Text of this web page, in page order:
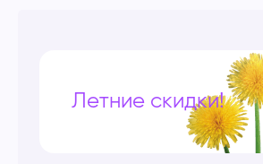
Летние скидки!